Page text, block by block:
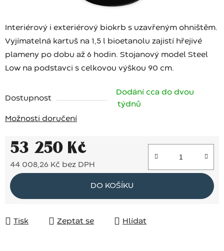
Interiérový i exteriérový biokrb s uzavřeným ohništěm.
Vyjímatelná kartuš na 1,5 l bioetanolu zajistí hřejivé
plameny po dobu až 6 hodin. Stojanový model Steel
Low na podstavci s celkovou výškou 90 cm.
Dostupnost
Dodání cca do dvou
týdnů
Možnosti doručení
53 250 Kč
44 008,26 Kč bez DPH
Měrná cena:
DO KOŠÍKU
Tisk Zeptat se Hlídat